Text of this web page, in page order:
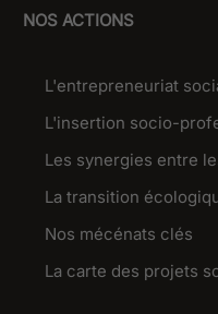
NOS ACTIONS
L'entrepreneuriat
L'insertion socio-
Les synergies entre
La transition
Nos mécénats clés
La carte des projets